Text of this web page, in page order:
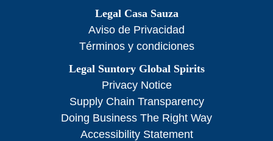
Legal Casa Sauza
Aviso de Privacidad
Términos y condiciones
Legal Suntory Global Spirits
Privacy Notice
Supply Chain Transparency
Doing Business The Right Way
Accessibility Statement